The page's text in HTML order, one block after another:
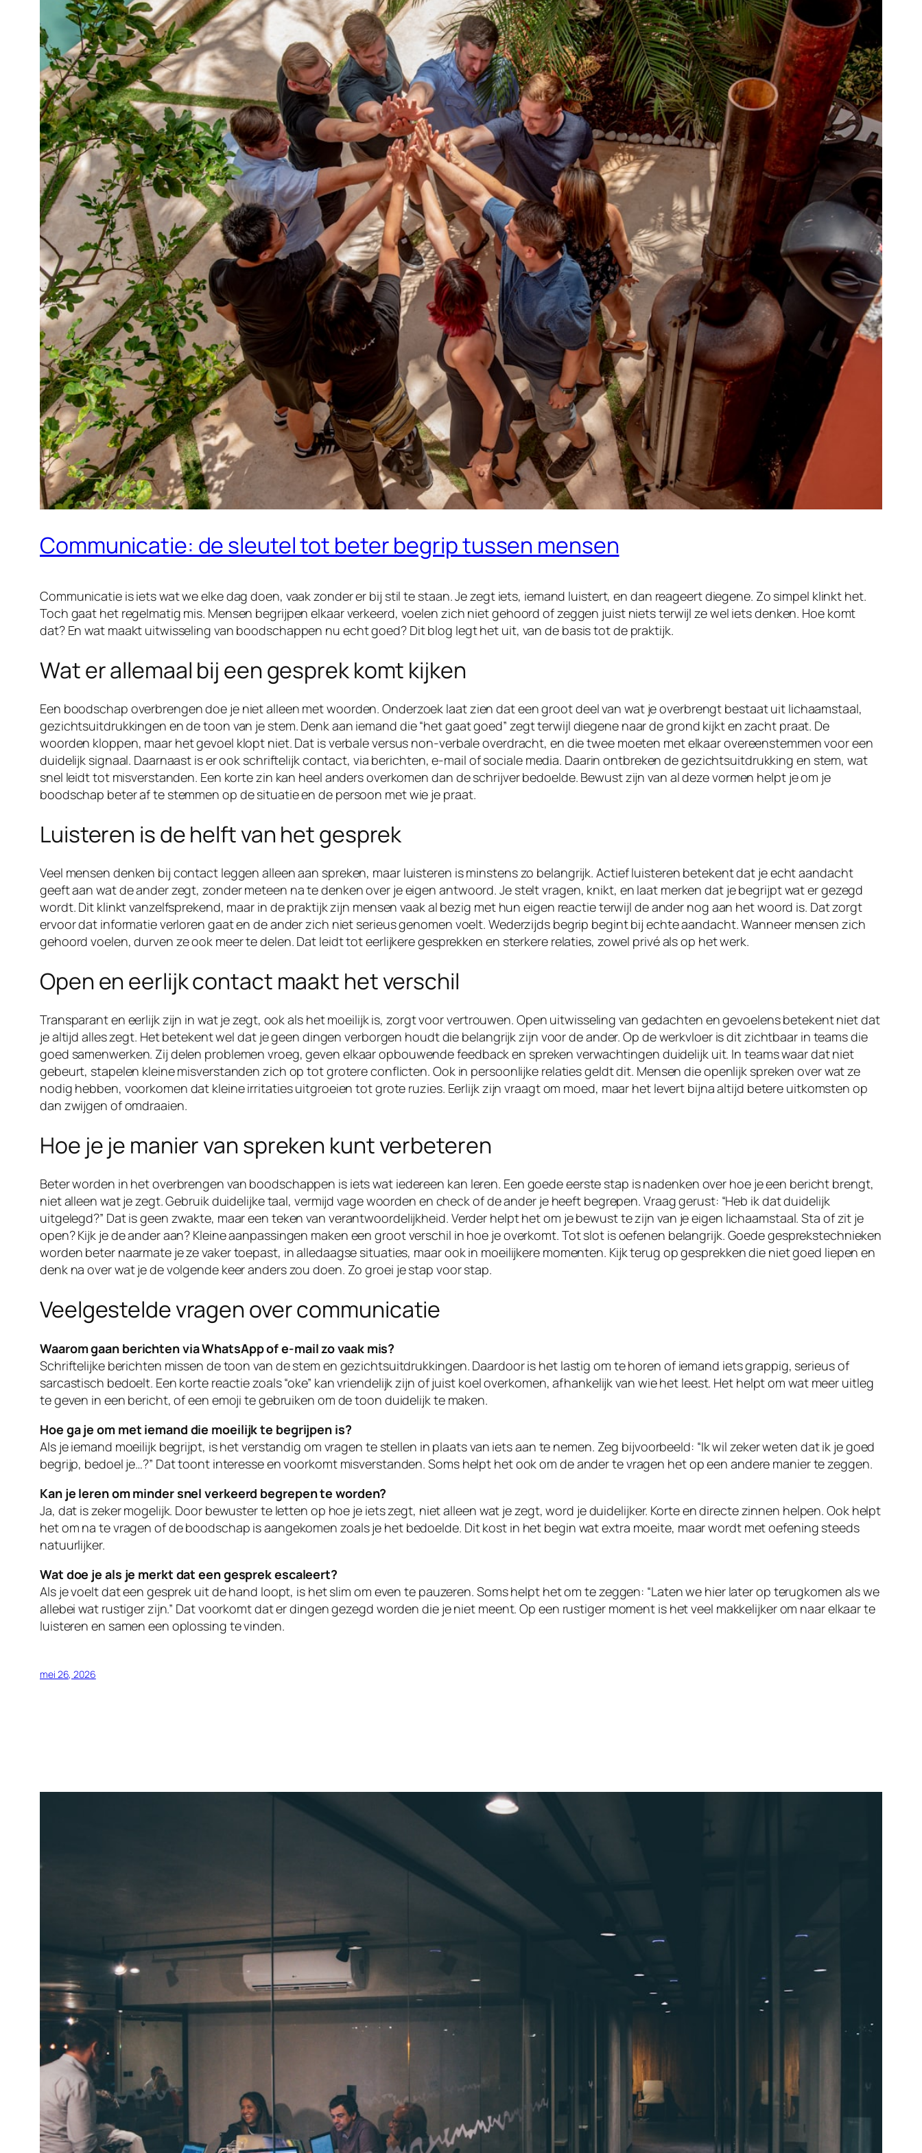
Communicatie: de sleutel tot beter begrip tussen mensen
Communicatie is iets wat we elke dag doen, vaak zonder er bij stil te staan. Je zegt iets, iemand luistert, en dan reageert diegene. Zo simpel klinkt het.
Toch gaat het regelmatig mis. Mensen begrijpen elkaar verkeerd, voelen zich niet gehoord of zeggen juist niets terwijl ze wel iets denken. Hoe komt
dat? En wat maakt uitwisseling van boodschappen nu echt goed? Dit blog legt het uit, van de basis tot de praktijk.
Wat er allemaal bij een gesprek komt kijken
Een boodschap overbrengen doe je niet alleen met woorden. Onderzoek laat zien dat een groot deel van wat je overbrengt bestaat uit lichaamstaal,
gezichtsuitdrukkingen en de toon van je stem. Denk aan iemand die “het gaat goed” zegt terwijl diegene naar de grond kijkt en zacht praat. De
woorden kloppen, maar het gevoel klopt niet. Dat is verbale versus non-verbale overdracht, en die twee moeten met elkaar overeenstemmen voor een
duidelijk signaal. Daarnaast is er ook schriftelijk contact, via berichten, e-mail of sociale media. Daarin ontbreken de gezichtsuitdrukking en stem, wat
snel leidt tot misverstanden. Een korte zin kan heel anders overkomen dan de schrijver bedoelde. Bewust zijn van al deze vormen helpt je om je
boodschap beter af te stemmen op de situatie en de persoon met wie je praat.
Luisteren is de helft van het gesprek
Veel mensen denken bij contact leggen alleen aan spreken, maar luisteren is minstens zo belangrijk. Actief luisteren betekent dat je echt aandacht
geeft aan wat de ander zegt, zonder meteen na te denken over je eigen antwoord. Je stelt vragen, knikt, en laat merken dat je begrijpt wat er gezegd
wordt. Dit klinkt vanzelfsprekend, maar in de praktijk zijn mensen vaak al bezig met hun eigen reactie terwijl de ander nog aan het woord is. Dat zorgt
ervoor dat informatie verloren gaat en de ander zich niet serieus genomen voelt. Wederzijds begrip begint bij echte aandacht. Wanneer mensen zich
gehoord voelen, durven ze ook meer te delen. Dat leidt tot eerlijkere gesprekken en sterkere relaties, zowel privé als op het werk.
Open en eerlijk contact maakt het verschil
Transparant en eerlijk zijn in wat je zegt, ook als het moeilijk is, zorgt voor vertrouwen. Open uitwisseling van gedachten en gevoelens betekent niet dat
je altijd alles zegt. Het betekent wel dat je geen dingen verborgen houdt die belangrijk zijn voor de ander. Op de werkvloer is dit zichtbaar in teams die
goed samenwerken. Zij delen problemen vroeg, geven elkaar opbouwende feedback en spreken verwachtingen duidelijk uit. In teams waar dat niet
gebeurt, stapelen kleine misverstanden zich op tot grotere conflicten. Ook in persoonlijke relaties geldt dit. Mensen die openlijk spreken over wat ze
nodig hebben, voorkomen dat kleine irritaties uitgroeien tot grote ruzies. Eerlijk zijn vraagt om moed, maar het levert bijna altijd betere uitkomsten op
dan zwijgen of omdraaien.
Hoe je je manier van spreken kunt verbeteren
Beter worden in het overbrengen van boodschappen is iets wat iedereen kan leren. Een goede eerste stap is nadenken over hoe je een bericht brengt,
niet alleen wat je zegt. Gebruik duidelijke taal, vermijd vage woorden en check of de ander je heeft begrepen. Vraag gerust: “Heb ik dat duidelijk
uitgelegd?” Dat is geen zwakte, maar een teken van verantwoordelijkheid. Verder helpt het om je bewust te zijn van je eigen lichaamstaal. Sta of zit je
open? Kijk je de ander aan? Kleine aanpassingen maken een groot verschil in hoe je overkomt. Tot slot is oefenen belangrijk. Goede gesprekstechnieken
worden beter naarmate je ze vaker toepast, in alledaagse situaties, maar ook in moeilijkere momenten. Kijk terug op gesprekken die niet goed liepen en
denk na over wat je de volgende keer anders zou doen. Zo groei je stap voor stap.
Veelgestelde vragen over communicatie
Waarom gaan berichten via WhatsApp of e-mail zo vaak mis?
Schriftelijke berichten missen de toon van de stem en gezichtsuitdrukkingen. Daardoor is het lastig om te horen of iemand iets grappig, serieus of
sarcastisch bedoelt. Een korte reactie zoals “oke” kan vriendelijk zijn of juist koel overkomen, afhankelijk van wie het leest. Het helpt om wat meer uitleg
te geven in een bericht, of een emoji te gebruiken om de toon duidelijk te maken.
Hoe ga je om met iemand die moeilijk te begrijpen is?
Als je iemand moeilijk begrijpt, is het verstandig om vragen te stellen in plaats van iets aan te nemen. Zeg bijvoorbeeld: “Ik wil zeker weten dat ik je goed
begrijp, bedoel je…?” Dat toont interesse en voorkomt misverstanden. Soms helpt het ook om de ander te vragen het op een andere manier te zeggen.
Kan je leren om minder snel verkeerd begrepen te worden?
Ja, dat is zeker mogelijk. Door bewuster te letten op hoe je iets zegt, niet alleen wat je zegt, word je duidelijker. Korte en directe zinnen helpen. Ook helpt
het om na te vragen of de boodschap is aangekomen zoals je het bedoelde. Dit kost in het begin wat extra moeite, maar wordt met oefening steeds
natuurlijker.
Wat doe je als je merkt dat een gesprek escaleert?
Als je voelt dat een gesprek uit de hand loopt, is het slim om even te pauzeren. Soms helpt het om te zeggen: “Laten we hier later op terugkomen als we
allebei wat rustiger zijn.” Dat voorkomt dat er dingen gezegd worden die je niet meent. Op een rustiger moment is het veel makkelijker om naar elkaar te
luisteren en samen een oplossing te vinden.
mei 26, 2026